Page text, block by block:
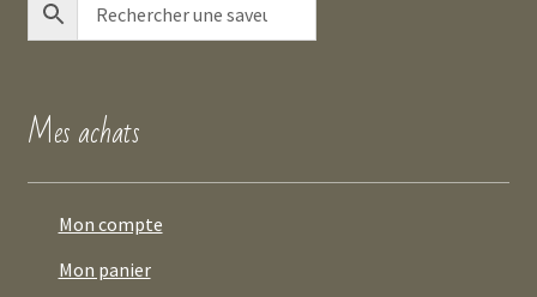
Mes achats
Mon compte
Mon panier